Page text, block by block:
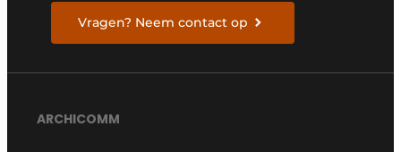
Vragen? Neem contact op
ARCHICOMM